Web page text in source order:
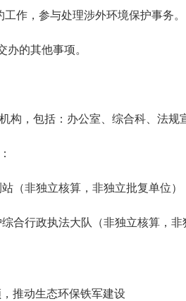
作，参与处理涉外环境保护事务。
办的其他事项。
构，包括：办公室、综合科、法规
（非独立核算，非独立批复单位）
合行政执法大队（非独立核算，非
，推动生态环保铁军建设